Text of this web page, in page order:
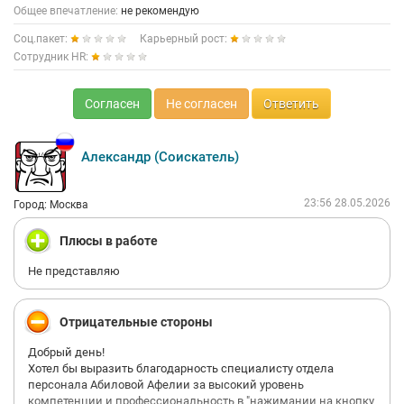
Общее впечатление: не рекомендую
Соц.пакет:
Карьерный рост:
Сотрудник HR:
Согласен Не согласен Ответить
Александр (Соискатель)
Город: Москва 23:56 28.05.2026
Плюсы в работе
Не представляю
Отрицательные стороны
Добрый день!
Хотел бы выразить благодарность специалисту отдела
персонала Абиловой Афелии за высокий уровень
компетенции и профессиональность в "нажимании на кнопку